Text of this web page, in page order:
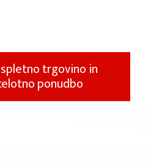
trgovino in
ponudbo